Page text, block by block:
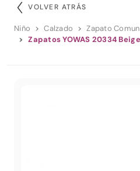
VOLVER ATRÁS
Niño Calzado
Zapato
Zapatos YOWAS 20334